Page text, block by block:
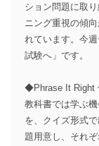
ション問題に取
ニング重視の傾
れています。今
試験へ」です。
◆Phrase It Right
教科書では学ぶ
を、クイズ形式
題用意し、それ